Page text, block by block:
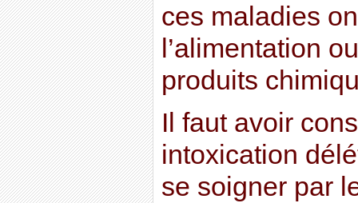
ces maladies
l’alimentation
produits
Il faut avoir
intoxication
se soigner par